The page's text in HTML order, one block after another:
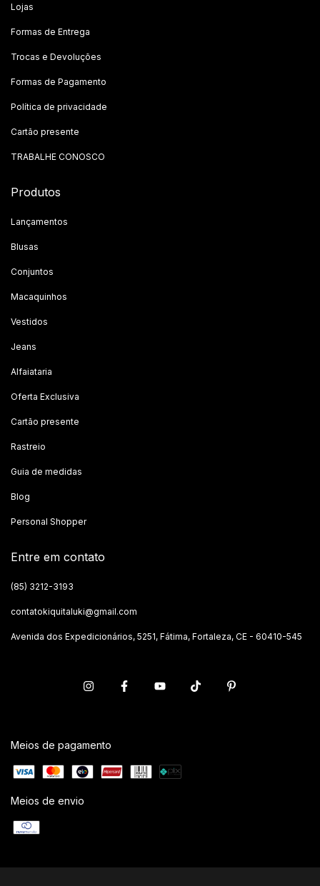
Lojas
Formas de Entrega
Trocas e Devoluções
Formas de Pagamento
Política de privacidade
Cartão presente
TRABALHE CONOSCO
Produtos
Lançamentos
Blusas
Conjuntos
Macaquinhos
Vestidos
Jeans
Alfaiataria
Oferta Exclusiva
Cartão presente
Rastreio
Guia de medidas
Blog
Personal Shopper
Entre em contato
(85) 3212-3193
contatokiquitaluki@gmail.com
Avenida dos Expedicionários, 5251, Fátima, Fortaleza, CE - 60410-545
Meios de pagamento
Meios de envio